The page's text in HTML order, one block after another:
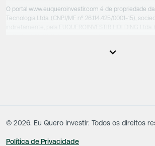
O portal www.euqueroinvestir.com é de propriedade da
Tecnologia Ltda. (CNPJ/MF nº 26.114.425/0001-15),
responsáveis tecnicamente são totalmente
© 2026. Eu Quero Investir. Todos os direitos
Política de Privacidade